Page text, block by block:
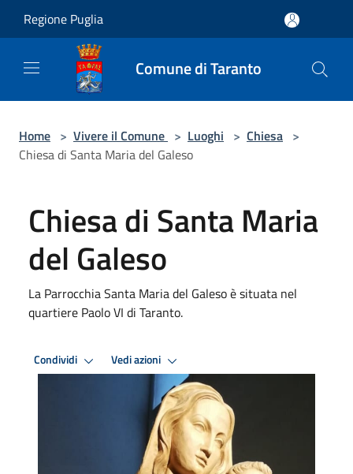
Regione Puglia
Comune di Taranto
Home > Vivere il Comune > Luoghi > Chiesa >
Chiesa di Santa Maria del Galeso
Chiesa di Santa Maria
del Galeso
La Parrocchia Santa Maria del Galeso è situata nel
quartiere Paolo VI di Taranto.
Condividi Vedi azioni